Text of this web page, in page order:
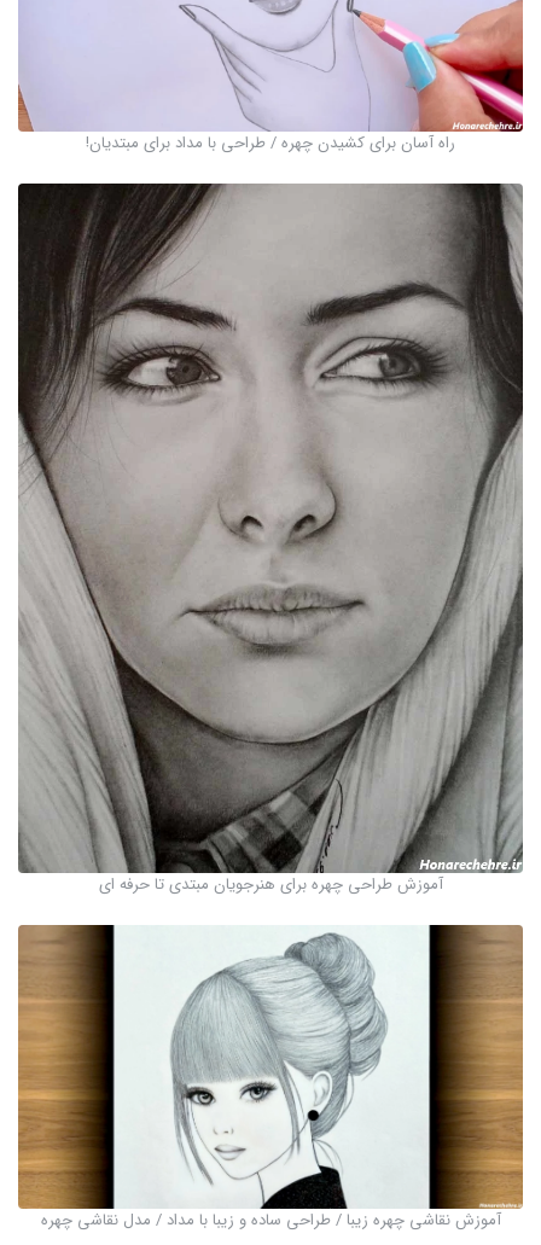
راه آسان برای کشیدن چهره / طراحی با مداد برای مبتدیان!
آموزش طراحی چهره برای هنرجویان مبتدی تا حرفه ای
آموزش نقاشی چهره زیبا / طراحی ساده و زیبا با مداد / مدل نقاشی چهره